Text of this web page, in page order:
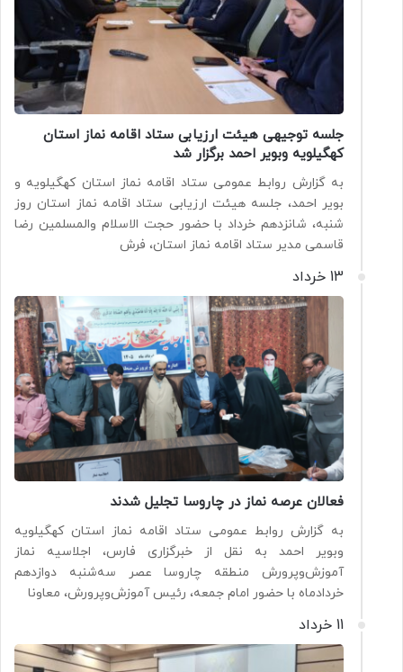
جلسه توجیهی هیئت ارزیابی ستاد اقامه نماز استان
کهگیلویه وبویر احمد برگزار شد
به گزارش روابط عمومی ستاد اقامه نماز استان کهگیلویه و
بویر احمد، جلسه هیئت ارزیابی ستاد اقامه نماز استان روز
شنبه، شانزدهم خرداد با حضور حجت الاسلام والمسلمین رضا
قاسمی مدیر ستاد اقامه نماز استان، فرش
13 خرداد
فعالان عرصه نماز در چاروسا تجلیل شدند
به گزارش روابط عمومی ستاد اقامه نماز استان کهگیلویه
وبویر احمد به نقل از خبرگزاری فارس، اجلاسیه نماز
آموزش‌وپرورش منطقه چاروسا عصر سه‌شنبه دوازدهم
خردادماه با حضور امام جمعه، رئیس آموزش‌وپرورش، معاونا
11 خرداد